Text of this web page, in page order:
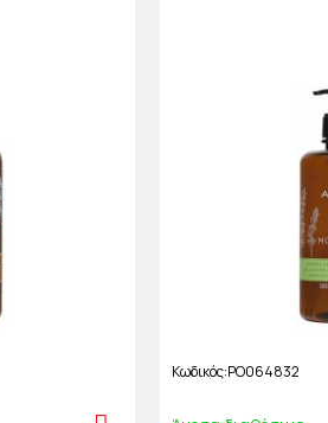
Κωδικός PO064832